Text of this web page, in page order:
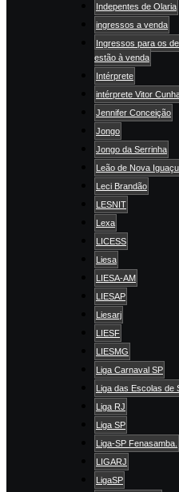
Indepentes de Olaria
ingressos a venda
Ingressos para os
estão à venda
Intérprete
intérprete Vitor
Jennifer Conceição
Jongo
Jongo da Serrinha
Leão de Nova Iguaçu
Leci Brandão
LESNIT
Lexa
LICESS
Liesa
LIESA-AM
LIESAP
Liesarj
LIESF
LIESMG
Liga Carnaval SP
Liga das Escolas de
Liga RJ
Liga SP
Liga-SP Fenasamba.
LIGARJ
LigaSP